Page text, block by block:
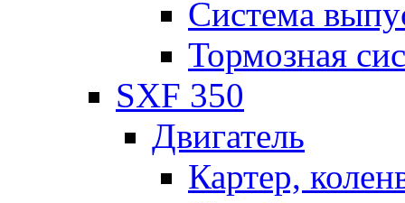
Система
Тормозная
SXF 350
Двигатель
Картер,